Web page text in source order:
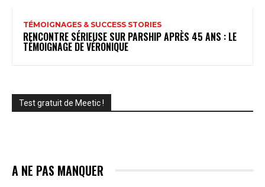
TÉMOIGNAGES & SUCCESS STORIES
RENCONTRE SÉRIEUSE SUR PARSHIP APRÈS 45 ANS : LE
TÉMOIGNAGE DE VÉRONIQUE
Test gratuit de Meetic !
A NE PAS MANQUER